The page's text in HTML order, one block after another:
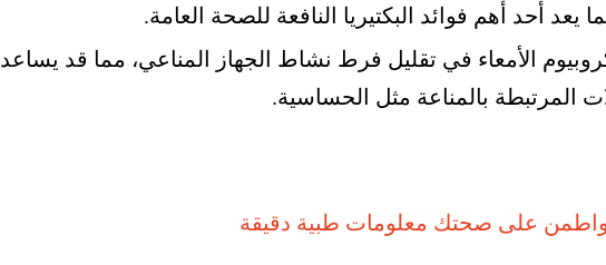
يعد أحد أهم فوائد البكتيريا النافعة للصحة العامة.
الأمعاء في تقليل فرط نشاط الجهاز المناعي، مما قد يساعد
بالمناعة مثل الحساسية.